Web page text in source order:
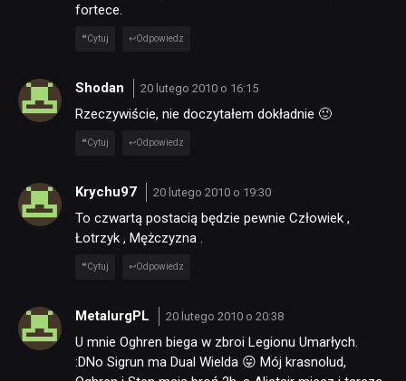
fortece.
Cytuj Odpowiedz
Shodan 20 lutego 2010 o 16:15
Rzeczywiście, nie doczytałem dokładnie 🙂
Cytuj Odpowiedz
Krychu97 20 lutego 2010 o 19:30
To czwartą postacią będzie pewnie Człowiek ,
Łotrzyk , Mężczyzna .
Cytuj Odpowiedz
MetalurgPL 20 lutego 2010 o 20:38
U mnie Oghren biega w zbroi Legionu Umarłych.
:DNo Sigrun ma Dual Wielda 😛 Mój krasnolud,